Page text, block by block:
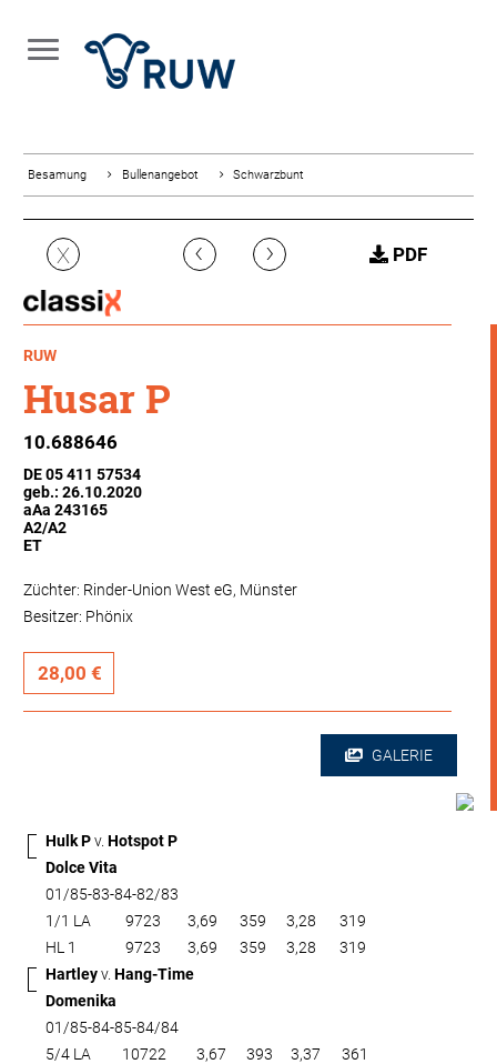
Besamung Bullenangebot Schwarzbunt
X ‹ › PDF
RUW
Husar P
10.688646
DE 05 411 57534
geb.: 26.10.2020
aAa 243165
A2/A2
ET
Züchter: Rinder-Union West eG, Münster
Besitzer: Phönix
28,00 €
GALERIE
Hulk Pv. Hotspot P
Dolce Vita
01/85-83-84-82/83
1/1 LA
9723 3,69 359 3,28
319
HL 1
9723 3,69 359 3,28
319
Hartleyv. Hang-Time
Domenika
01/85-84-85-84/84
5/4 LA
10722 3,67 393 3,37
361